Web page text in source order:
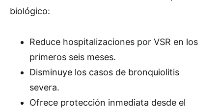
biológico:
Reduce hospitalizaciones por VSR en los
primeros seis meses.
Disminuye los casos de bronquiolitis
severa.
Ofrece protección inmediata desde el